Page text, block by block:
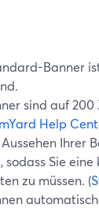
Banner
sind auf
Help
Aussehen Ihrer
sodass Sie
zu müssen. (